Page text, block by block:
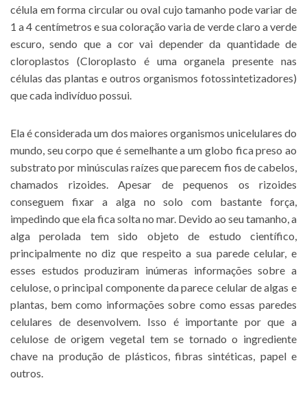
célula em forma circular ou oval cujo tamanho pode variar de
1 a 4 centímetros e sua coloração varia de verde claro a verde
escuro, sendo que a cor vai depender da quantidade de
cloroplastos (Cloroplasto é uma organela presente nas
células das plantas e outros organismos fotossintetizadores)
que cada indivíduo possui.
Ela é considerada um dos maiores organismos unicelulares do
mundo, seu corpo que é semelhante a um globo fica preso ao
substrato por minúsculas raízes que parecem fios de cabelos,
chamados rizoides. Apesar de pequenos os rizoides
conseguem fixar a alga no solo com bastante força,
impedindo que ela fica solta no mar. Devido ao seu tamanho, a
alga perolada tem sido objeto de estudo científico,
principalmente no diz que respeito a sua parede celular, e
esses estudos produziram inúmeras informações sobre a
celulose, o principal componente da parece celular de algas e
plantas, bem como informações sobre como essas paredes
celulares de desenvolvem. Isso é importante por que a
celulose de origem vegetal tem se tornado o ingrediente
chave na produção de plásticos, fibras sintéticas, papel e
outros.